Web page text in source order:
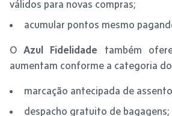
válidos para novas compras;
acumular pontos mesmo
OAzul Fidelidade também
aumentam conforme a categoria
marcação antecipada de
despacho gratuito de bagagens;